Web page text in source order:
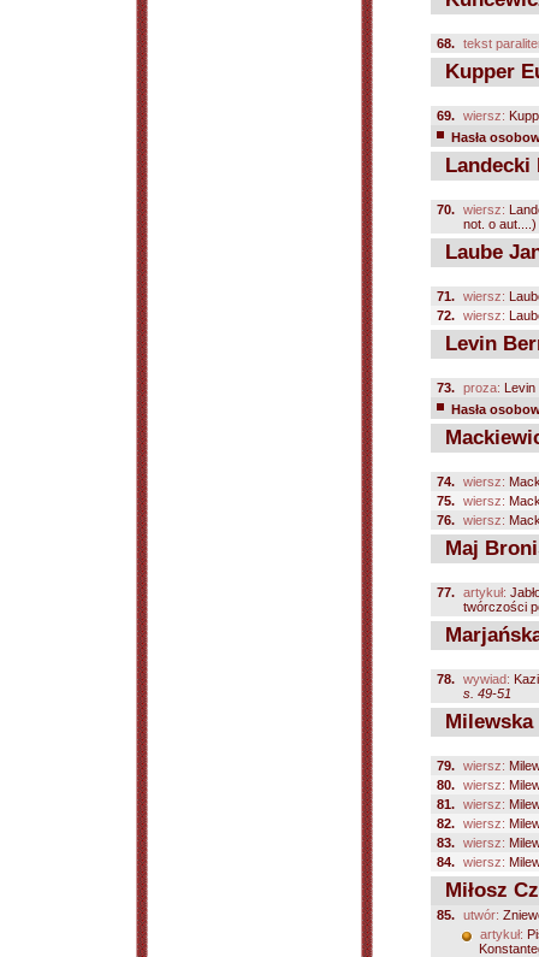
68. tekst
Kupper
69. wiersz:
Hasła
Landecki
70. wiersz:
not. o aut....)
Laube
71. wiersz:
72. wiersz:
Levin
73. proza:
Hasła
74. wiersz:
75. wiersz:
76. wiersz:
Maj
77. artykuł:
twórczości
78. wywiad:
s. 49-51
Milewska
79. wiersz:
80. wiersz:
81. wiersz:
82. wiersz:
83. wiersz:
84. wiersz:
Miłosz
85. utwór:
artykuł: